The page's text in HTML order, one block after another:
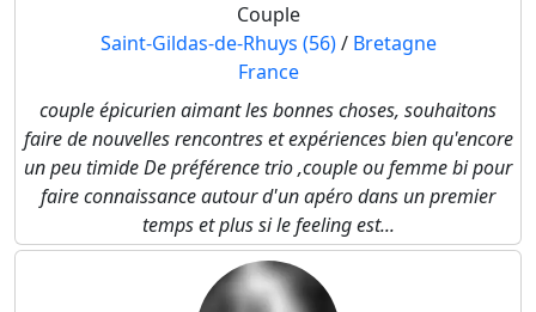
Couple
Saint-Gildas-de-Rhuys (56)/ Bretagne
France
couple épicurien aimant les bonnes choses, souhaitons
faire de nouvelles rencontres et expériences bien qu'encore
un peu timide De préférence trio ,couple ou femme bi pour
faire connaissance autour d'un apéro dans un premier
temps et plus si le feeling est...